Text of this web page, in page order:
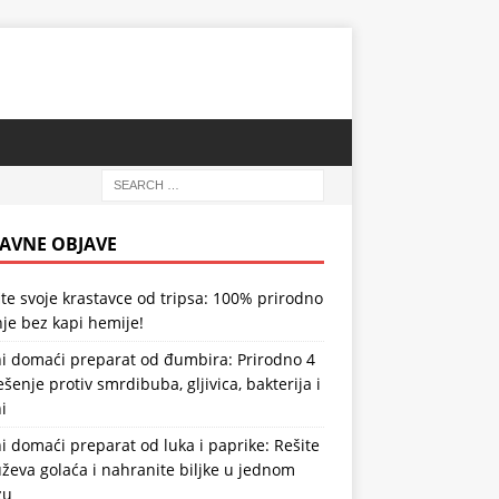
OBJAVE
svoje krastavce od tripsa: 100% prirodno
bez kapi hemije!
domaći preparat od đumbira: Prirodno 4
protiv smrdibuba, gljivica, bakterija i
domaći preparat od luka i paprike: Rešite
golaća i nahranite biljke u jednom